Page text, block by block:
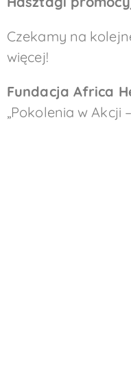
Czekamy na
więcej!
Fundacja Africa
„Pokolenia w